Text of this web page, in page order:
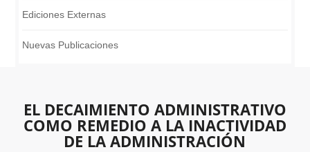
Ediciones Externas
Nuevas Publicaciones
EL DECAIMIENTO ADMINISTRATIVO
COMO REMEDIO A LA INACTIVIDAD
DE LA ADMINISTRACIÓN